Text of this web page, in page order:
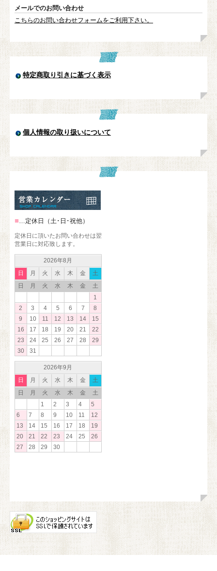
メールでのお問い合わせ
こちらのお問い合わせフォームをご利用下さい。
特定商取り引きに基づく表示
個人情報の取り扱いについて